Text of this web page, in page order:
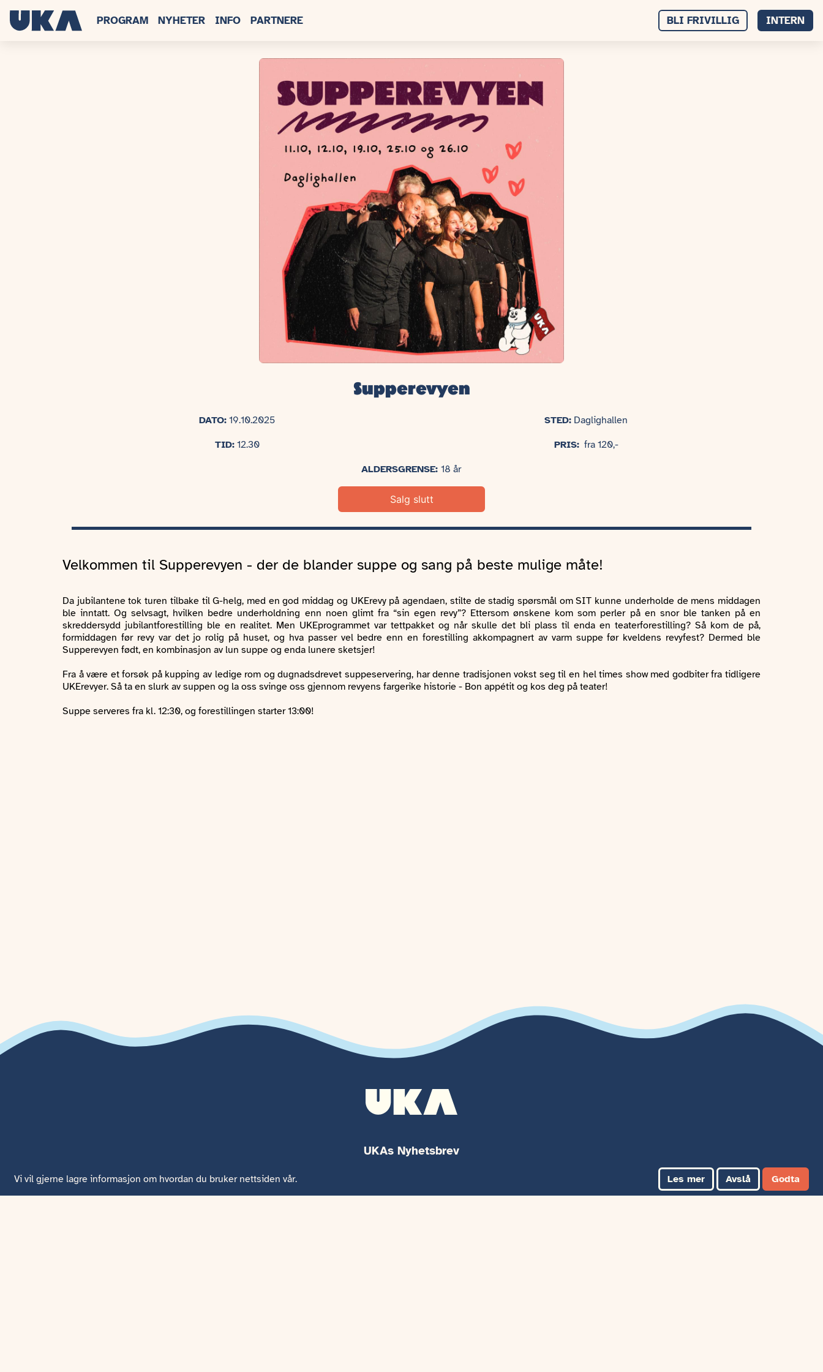
PROGRAM NYHETER INFO PARTNERE BLI FRIVILLIG INTERN
Supperevyen
DATO: 19.10.2025
TID:12.30
STED: Daglighallen
PRIS:fra 120,-
ALDERSGRENSE:18 år
Salg slutt
Velkommen til Supperevyen - der de blander suppe og sang på beste mulige måte!
Da jubilantene tok turen tilbake til G-helg, med en god middag og UKErevy på agendaen, stilte de stadig spørsmål om SIT kunne underholde de mens middagen
ble inntatt. Og selvsagt, hvilken bedre underholdning enn noen glimt fra “sin egen revy”? Ettersom ønskene kom som perler på en snor ble tanken på en
skreddersydd jubilantforestilling ble en realitet. Men UKEprogrammet var tettpakket og når skulle det bli plass til enda en teaterforestilling? Så kom de på,
formiddagen før revy var det jo rolig på huset, og hva passer vel bedre enn en forestilling akkompagnert av varm suppe før kveldens revyfest? Dermed ble
Supperevyen født, en kombinasjon av lun suppe og enda lunere sketsjer!
Fra å være et forsøk på kupping av ledige rom og dugnadsdrevet suppeservering, har denne tradisjonen vokst seg til en hel times show med godbiter fra tidligere
UKErevyer. Så ta en slurk av suppen og la oss svinge oss gjennom revyens fargerike historie - Bon appétit og kos deg på teater!
Suppe serveres fra kl. 12:30, og forestillingen starter 13:00!
UKAs Nyhetsbrev
Vi vil gjerne lagre informasjon om hvordan du bruker nettsiden vår. Les mer Avslå Godta